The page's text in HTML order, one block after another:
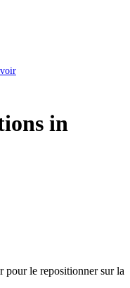
in
pour le repositionner sur la